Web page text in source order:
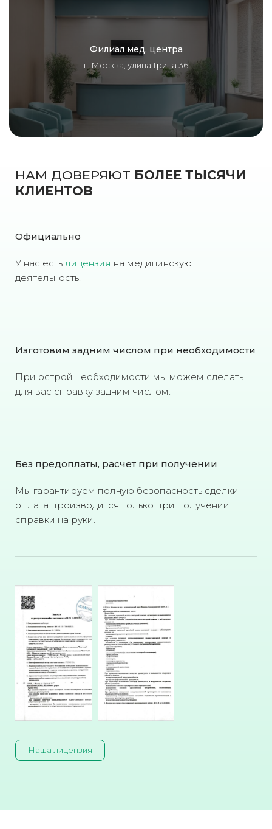
Филиал мед. центра
г. Москва, улица Грина 36
НАМ ДОВЕРЯЮТ БОЛЕЕ ТЫСЯЧИ
КЛИЕНТОВ
Официально
У нас есть лицензия на медицинскую
деятельность.
Изготовим задним числом при необходимости
При острой необходимости мы можем сделать
для вас справку задним числом.
Без предоплаты, расчет при получении
Мы гарантируем полную безопасность сделки –
оплата производится только при получении
справки на руки.
Наша лицензия